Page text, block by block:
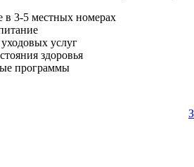
3-5 местных номерах
услуг
здоровья
программы